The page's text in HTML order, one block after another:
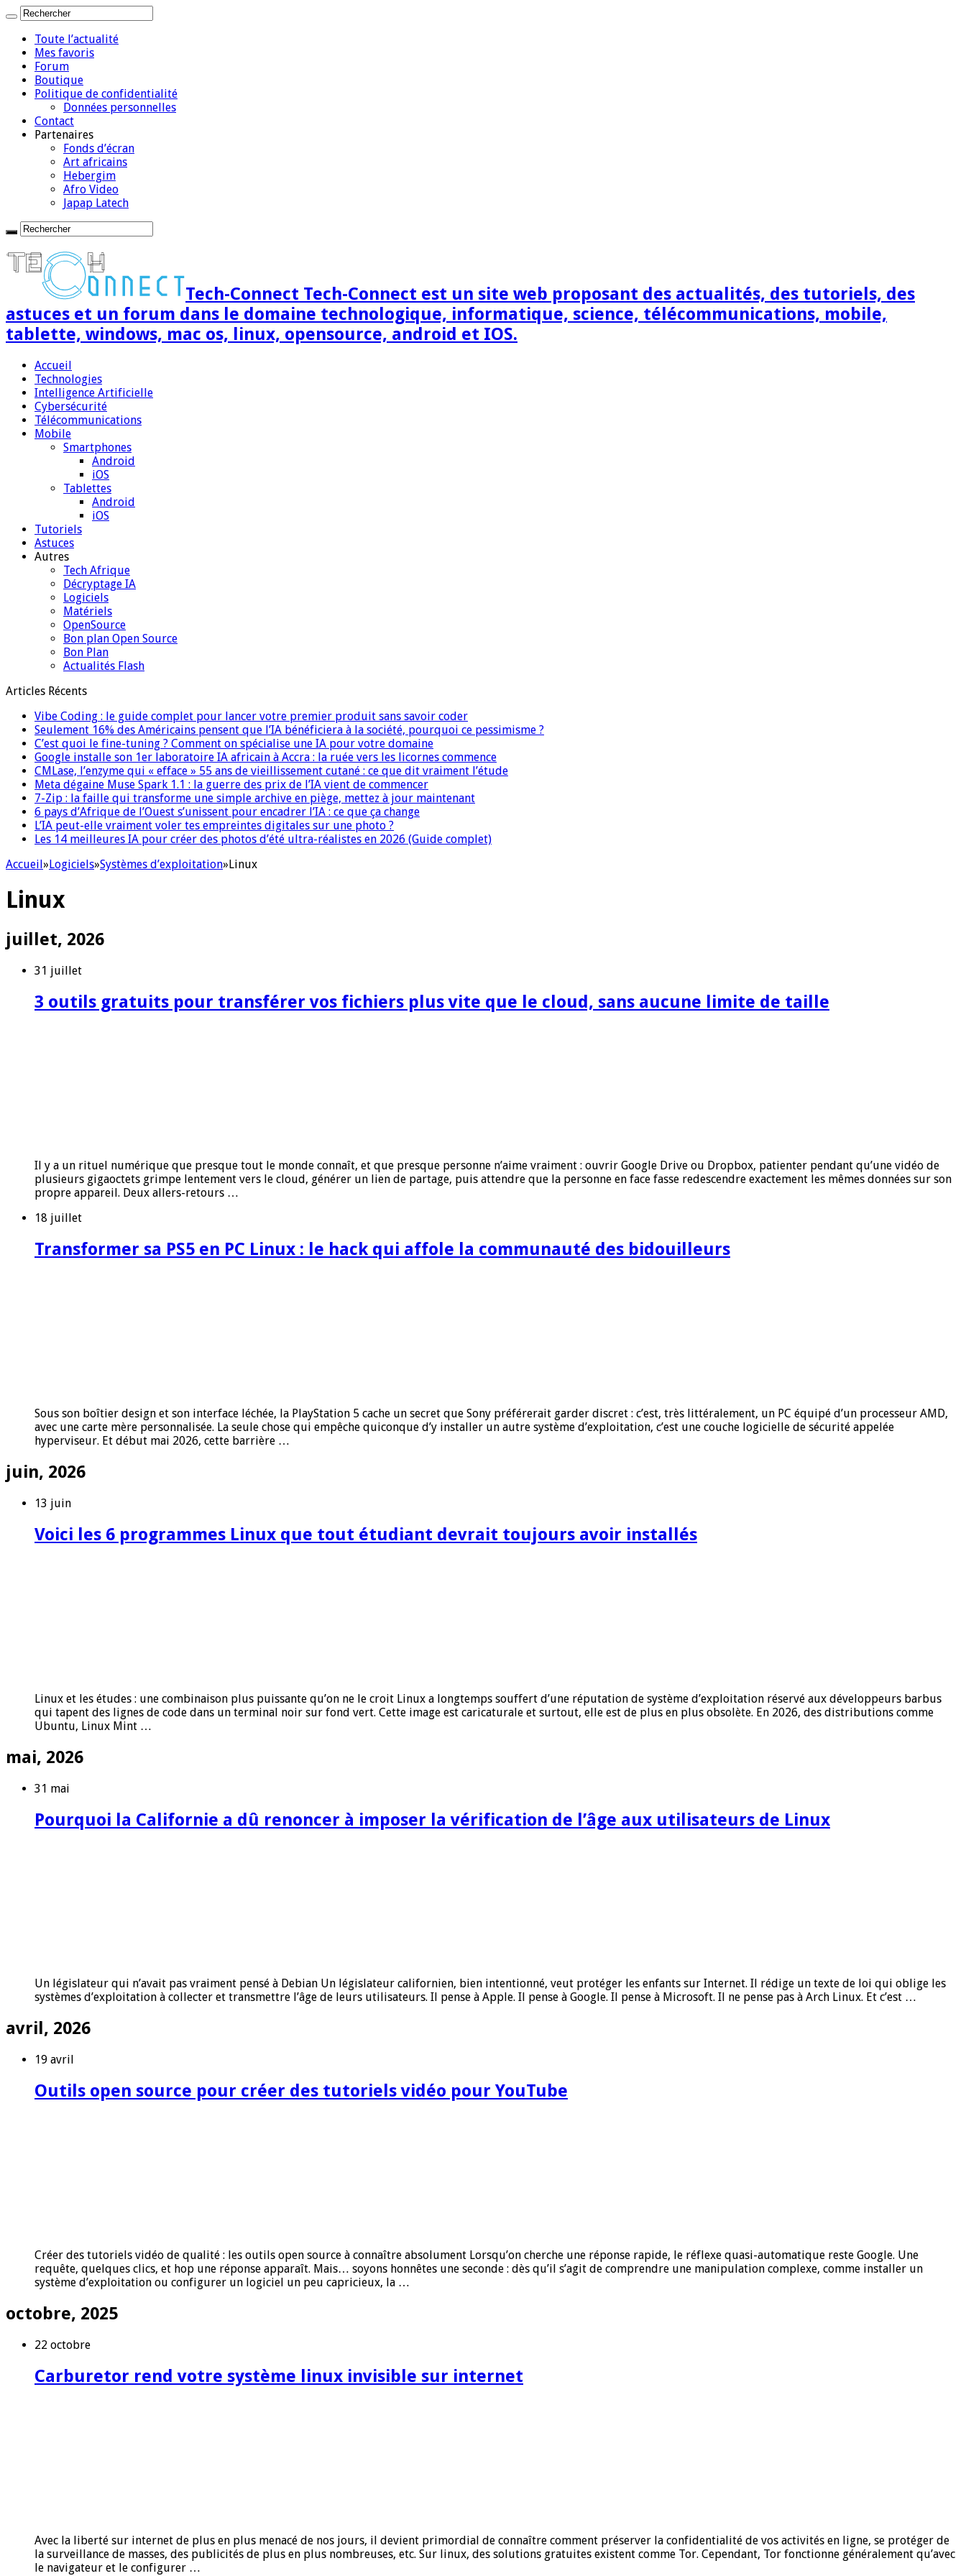
Toute l’actualité
Mes favoris
Forum
Boutique
Politique de confidentialité
Données personnelles
Contact
Partenaires
Fonds d’écran
Art africains
Hebergim
Afro Video
Japap Latech
Tech-Connect Tech-Connect est un site web proposant des actualités, des tutoriels, des
astuces et un forum dans le domaine technologique, informatique, science, télécommunications, mobile,
tablette, windows, mac os, linux, opensource, android et IOS.
Accueil
Technologies
Intelligence Artificielle
Cybersécurité
Télécommunications
Mobile
Smartphones
Android
iOS
Tablettes
Android
iOS
Tutoriels
Astuces
Autres
Tech Afrique
Décryptage IA
Logiciels
Matériels
OpenSource
Bon plan Open Source
Bon Plan
Actualités Flash
Articles Récents
Vibe Coding : le guide complet pour lancer votre premier produit sans savoir coder
Seulement 16% des Américains pensent que l’IA bénéficiera à la société, pourquoi ce pessimisme ?
C’est quoi le fine-tuning ? Comment on spécialise une IA pour votre domaine
Google installe son 1er laboratoire IA africain à Accra : la ruée vers les licornes commence
CMLase, l’enzyme qui « efface » 55 ans de vieillissement cutané : ce que dit vraiment l’étude
Meta dégaine Muse Spark 1.1 : la guerre des prix de l’IA vient de commencer
7-Zip : la faille qui transforme une simple archive en piège, mettez à jour maintenant
6 pays d’Afrique de l’Ouest s’unissent pour encadrer l’IA : ce que ça change
L’IA peut-elle vraiment voler tes empreintes digitales sur une photo ?
Les 14 meilleures IA pour créer des photos d’été ultra-réalistes en 2026 (Guide complet)
Accueil»Logiciels»Systèmes d’exploitation»Linux
Linux
juillet, 2026
31 juillet
3 outils gratuits pour transférer vos fichiers plus vite que le cloud, sans aucune limite de taille
Il y a un rituel numérique que presque tout le monde connaît, et que presque personne n’aime vraiment : ouvrir Google Drive ou Dropbox, patienter pendant qu’une vidéo de
plusieurs gigaoctets grimpe lentement vers le cloud, générer un lien de partage, puis attendre que la personne en face fasse redescendre exactement les mêmes données sur son
propre appareil. Deux allers-retours …
18 juillet
Transformer sa PS5 en PC Linux : le hack qui affole la communauté des bidouilleurs
Sous son boîtier design et son interface léchée, la PlayStation 5 cache un secret que Sony préférerait garder discret : c’est, très littéralement, un PC équipé d’un processeur AMD,
avec une carte mère personnalisée. La seule chose qui empêche quiconque d’y installer un autre système d’exploitation, c’est une couche logicielle de sécurité appelée
hyperviseur. Et début mai 2026, cette barrière …
juin, 2026
13 juin
Voici les 6 programmes Linux que tout étudiant devrait toujours avoir installés
Linux et les études : une combinaison plus puissante qu’on ne le croit Linux a longtemps souffert d’une réputation de système d’exploitation réservé aux développeurs barbus
qui tapent des lignes de code dans un terminal noir sur fond vert. Cette image est caricaturale et surtout, elle est de plus en plus obsolète. En 2026, des distributions comme
Ubuntu, Linux Mint …
mai, 2026
31 mai
Pourquoi la Californie a dû renoncer à imposer la vérification de l’âge aux utilisateurs de Linux
Un législateur qui n’avait pas vraiment pensé à Debian Un législateur californien, bien intentionné, veut protéger les enfants sur Internet. Il rédige un texte de loi qui oblige les
systèmes d’exploitation à collecter et transmettre l’âge de leurs utilisateurs. Il pense à Apple. Il pense à Google. Il pense à Microsoft. Il ne pense pas à Arch Linux. Et c’est …
avril, 2026
19 avril
Outils open source pour créer des tutoriels vidéo pour YouTube
Créer des tutoriels vidéo de qualité : les outils open source à connaître absolument Lorsqu’on cherche une réponse rapide, le réflexe quasi-automatique reste Google. Une
requête, quelques clics, et hop une réponse apparaît. Mais… soyons honnêtes une seconde : dès qu’il s’agit de comprendre une manipulation complexe, comme installer un
système d’exploitation ou configurer un logiciel un peu capricieux, la …
octobre, 2025
22 octobre
Carburetor rend votre système linux invisible sur internet
Avec la liberté sur internet de plus en plus menacé de nos jours, il devient primordial de connaître comment préserver la confidentialité de vos activités en ligne, se protéger de
la surveillance de masses, des publicités de plus en plus nombreuses, etc. Sur linux, des solutions gratuites existent comme Tor. Cependant, Tor fonctionne généralement qu’avec
le navigateur et le configurer …